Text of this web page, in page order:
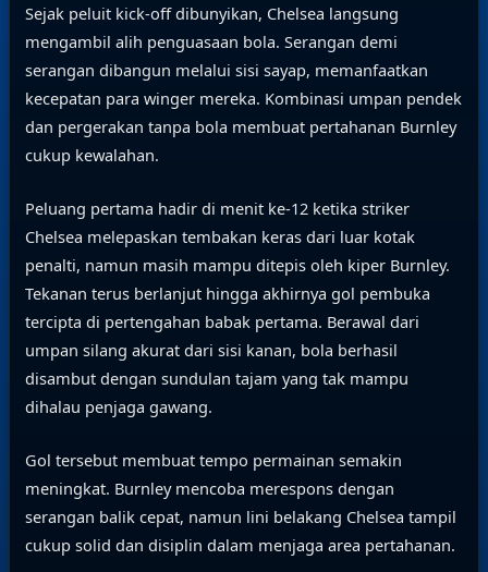
Sejak peluit kick-off dibunyikan, Chelsea langsung
mengambil alih penguasaan bola. Serangan demi
serangan dibangun melalui sisi sayap, memanfaatkan
kecepatan para winger mereka. Kombinasi umpan pendek
dan pergerakan tanpa bola membuat pertahanan Burnley
cukup kewalahan.
Peluang pertama hadir di menit ke-12 ketika striker
Chelsea melepaskan tembakan keras dari luar kotak
penalti, namun masih mampu ditepis oleh kiper Burnley.
Tekanan terus berlanjut hingga akhirnya gol pembuka
tercipta di pertengahan babak pertama. Berawal dari
umpan silang akurat dari sisi kanan, bola berhasil
disambut dengan sundulan tajam yang tak mampu
dihalau penjaga gawang.
Gol tersebut membuat tempo permainan semakin
meningkat. Burnley mencoba merespons dengan
serangan balik cepat, namun lini belakang Chelsea tampil
cukup solid dan disiplin dalam menjaga area pertahanan.